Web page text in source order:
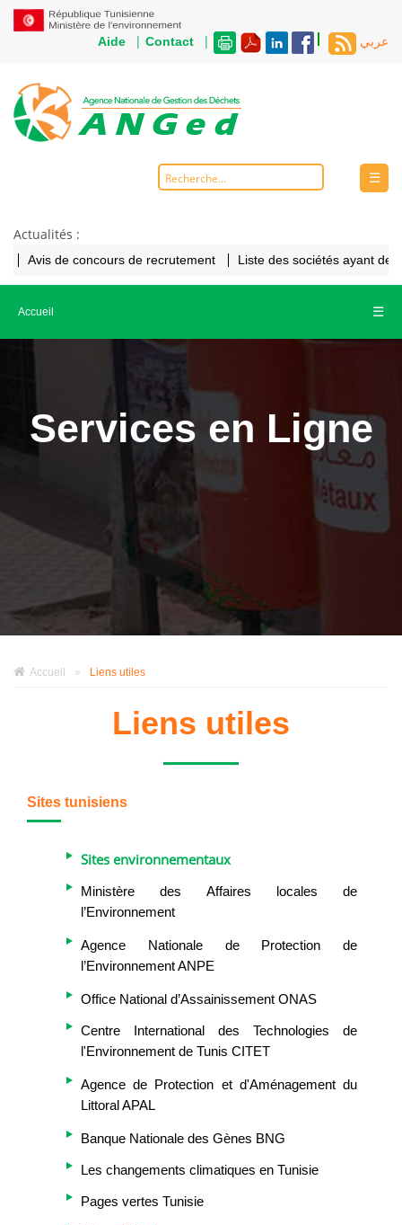
Aide | Contact | عربي
☰
Actualités :
Avis de concours de recrutement Liste des sociétés ayant
Accueil ☰
Services en Ligne
Accueil » Liens utiles
Liens utiles
Sites tunisiens
Sites environnementaux
Ministère des Affaires locales de
l’Environnement
Agence Nationale de Protection de
l’Environnement ANPE
Office National d’Assainissement ONAS
Centre International des Technologies de
l'Environnement de Tunis CITET
Agence de Protection et d'Aménagement du
Littoral APAL
Banque Nationale des Gènes BNG
Les changements climatiques en Tunisie
Pages vertes Tunisie